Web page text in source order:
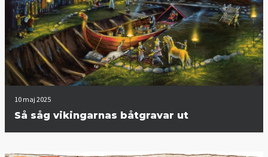
10 maj 2025
Så såg vikingarnas båtgravar ut